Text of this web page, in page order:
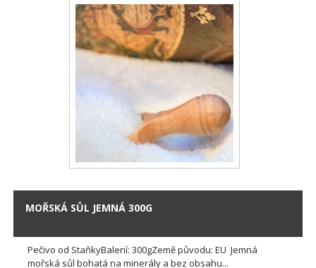
MOŘSKÁ SŮL JEMNÁ 300G
Pečivo od StaňkyBalení: 300gZemě původu: EU Jemná
mořská sůl bohatá na minerály a bez obsahu...